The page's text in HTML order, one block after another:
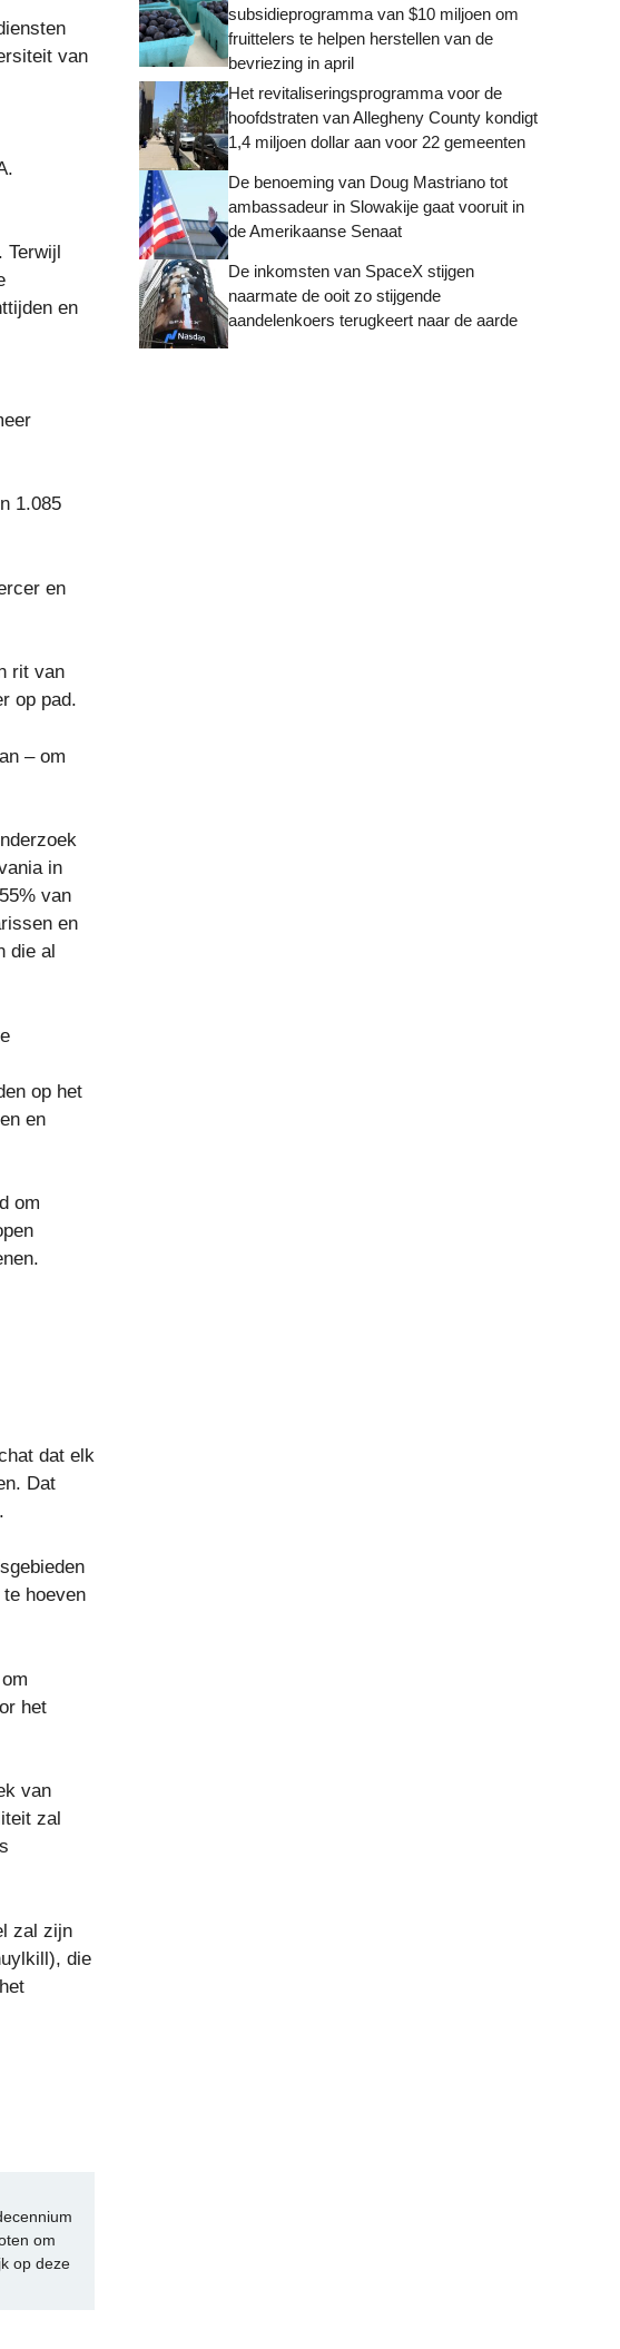
van
Terwijl
en
1.085
en
rit van
op pad.
– om
in
van
en
die al
op het
en
om
dat elk
Dat
hoeven
het
van
zal
zal zijn
die
om
op deze
subsidieprogramma van $10 miljoen om
fruittelers te helpen herstellen van de
bevriezing in april
Het revitaliseringsprogramma voor de
hoofdstraten van Allegheny County kondigt
1,4 miljoen dollar aan voor 22 gemeenten
De benoeming van Doug Mastriano tot
ambassadeur in Slowakije gaat vooruit in
de Amerikaanse Senaat
De inkomsten van SpaceX stijgen
naarmate de ooit zo stijgende
aandelenkoers terugkeert naar de aarde